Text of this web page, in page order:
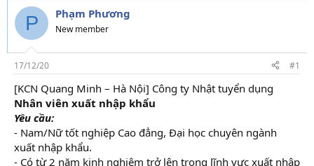
e
d
s
t
a
r
t
e
y
g
i
P Phạm Phương
New member
17/12/20 #1
[KCN Quang Minh – Hà Nội] Công ty Nhật tuyển dụng
Nhân viên xuất nhập khẩu
Yêu cầu:
- Nam/Nữ tốt nghiệp Cao đẳng, Đại học chuyên ngành
xuất nhập khẩu.
- Có từ 2 năm kinh nghiệm trở lên trong lĩnh vực xuất nhập